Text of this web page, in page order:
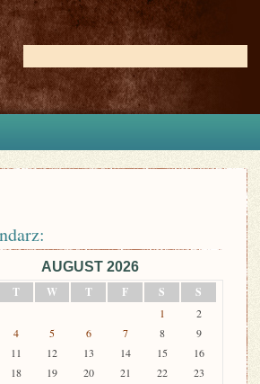
AUGUST 2026
T W T F S S
1
2
4 5 6 7 8
9
11 12 13 14 15
16
18 19 20 21 22
23